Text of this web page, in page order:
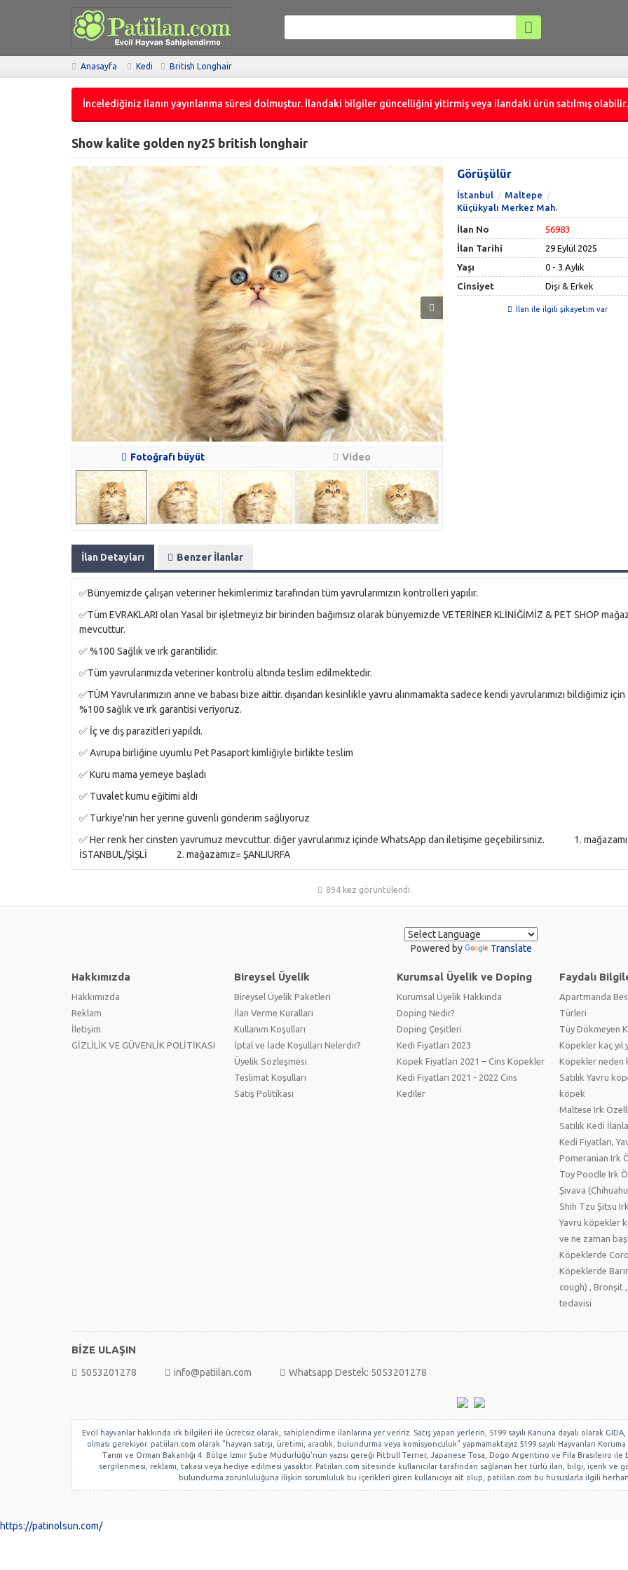
Anasayfa Kedi British Longhair
İncelediğiniz ilanın yayınlanma süresi dolmuştur. İlandaki bilgiler güncelliğini yitirmiş veya ilandaki ürün satılmış olabilir.
Show kalite golden ny25 british longhair
Fotoğrafı büyüt Video
Görüşülür
İstanbul
Maltepe
Küçükyalı Merkez Mah.
İlan No
56983
İlan Tarihi
29 Eylül 2025
Yaşı
0 - 3 Aylık
Cinsiyet
Dişi & Erkek
İlan ile ilgili şikayetim var
İlan Detayları Benzer İlanlar
✅Bünyemizde çalışan veteriner hekimlerimiz tarafından tüm yavrularımızın kontrolleri yapılır.
✅Tüm EVRAKLARI olan Yasal bir işletmeyiz bir birinden bağımsız olarak bünyemizde VETERİNER KLİNİĞİMİZ & PET SHOP
mevcuttur.
✅ %100 Sağlık ve ırk garantilidir.
✅Tüm yavrularımızda veteriner kontrolü altında teslim edilmektedir.
✅TÜM Yavrularımızın anne ve babası bize aittir. dışarıdan kesinlikle yavru alınmamakta sadece kendi yavrularımızı bildiğimiz için
%100 sağlık ve ırk garantisi veriyoruz.
✅ İç ve dış parazitleri yapıldı.
✅ Avrupa birliğine uyumlu Pet Pasaport kimliğiyle birlikte teslim
✅ Kuru mama yemeye başladı
✅ Tuvalet kumu eğitimi aldı
✅ Türkiye'nin her yerine güvenli gönderim sağlıyoruz
✅ Her renk her cinsten yavrumuz mevcuttur. diğer yavrularımız içinde WhatsApp dan iletişime geçebilirsiniz. 1.
İSTANBUL/ŞİŞLİ 2. mağazamız= ŞANLIURFA
894 kez görüntülendi.
Powered by Translate
Hakkımızda
Hakkımızda
Reklam
İletişim
GİZLİLİK VE GÜVENLİK POLİTİKASI
Bireysel Üyelik
Bireysel Üyelik Paketleri
İlan Verme Kuralları
Kullanım Koşulları
İptal ve İade Koşulları Nelerdir?
Üyelik Sözleşmesi
Teslimat Koşulları
Satış Politikası
Kurumsal Üyelik ve Doping
Kurumsal Üyelik Hakkında
Doping Nedir?
Doping Çeşitleri
Kedi Fiyatları 2023
Köpek Fiyatları 2021 – Cins Köpekler
Kedi Fiyatları 2021 - 2022 Cins
Kediler
Faydalı
Apartmanda
Türleri
Tüy Dökmeyen
Köpekler kaç yıl
Köpekler neden
Satılık Yavru
köpek
Maltese Irk
Satılık Kedi
Kedi Fiyatları,
Pomeranian Irk
Toy Poodle Irk
Şivava
Shih Tzu Şitsu
Yavru köpekler
ve ne zaman
Köpeklerde
Köpeklerde
cough) , Bronşit
tedavisi
BİZE ULAŞIN
5053201278 info@patiilan.com Whatsapp Destek: 5053201278
Evcil hayvanlar hakkında ırk bilgileri ile ücretsiz olarak, sahiplendirme ilanlarına yer veririz. Satış yapan yerlerin, 5199 sayılı Kanuna dayalı olarak
olması gerekiyor. patiilan.com olarak "hayvan satışı, üretimi, aracılık, bulundurma veya komisyonculuk" yapmamaktayız.5199 sayılı Hayvanları
Tarım ve Orman Bakanlığı 4. Bölge İzmir Şube Müdürlüğü'nün yazısı gereği Pitbull Terrier, Japanese Tosa, Dogo Argentino ve Fila Brasileiro
sergilenmesi, reklamı, takası veya hediye edilmesi yasaktır. Patiilan.com sitesinde kullanıcılar tarafından sağlanan her türlü ilan, bilgi, içerik
bulundurma zorunluluğuna ilişkin sorumluluk bu içerikleri giren kullanıcıya ait olup, patiilan.com bu hususlarla ilgili
https://patinolsun.com/